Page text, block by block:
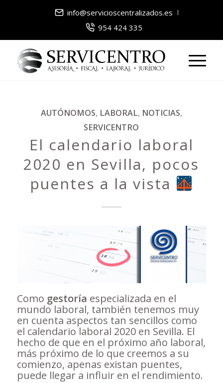
info@servicioscentralizados.es
954 424 335
AUTÓNOMOS, LABORAL, NOTICIAS,
SERVICENTRO
El calendario laboral
2020 en Sevilla, pocos
puentes a la vista
Como gestoría especializada en el
mundo laboral, también tenemos muy
en cuenta aspectos tan sencillos como
el calendario laboral 2020 en Sevilla. El
hecho de que en el próximo año laboral,
más próximo de lo que creemos a su
comienzo, apenas existan puentes,
puede llegar a influir en el rendimiento.